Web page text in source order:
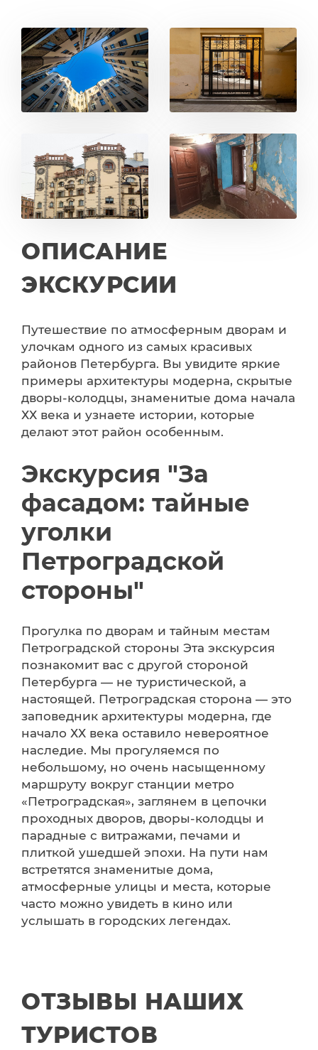
ОПИСАНИЕ
ЭКСКУРСИИ
Путешествие по атмосферным дворам и
улочкам одного из самых красивых
районов Петербурга. Вы увидите яркие
примеры архитектуры модерна, скрытые
дворы-колодцы, знаменитые дома начала
ХХ века и узнаете истории, которые
делают этот район особенным.
Экскурсия "За
фасадом: тайные
уголки
Петроградской
стороны"
Прогулка по дворам и тайным местам
Петроградской стороны Эта экскурсия
познакомит вас с другой стороной
Петербурга — не туристической, а
настоящей. Петроградская сторона — это
заповедник архитектуры модерна, где
начало ХХ века оставило невероятное
наследие. Мы прогуляемся по
небольшому, но очень насыщенному
маршруту вокруг станции метро
«Петроградская», заглянем в цепочки
проходных дворов, дворы-колодцы и
парадные с витражами, печами и
плиткой ушедшей эпохи. На пути нам
встретятся знаменитые дома,
атмосферные улицы и места, которые
часто можно увидеть в кино или
услышать в городских легендах.
ОТЗЫВЫ НАШИХ
ТУРИСТОВ